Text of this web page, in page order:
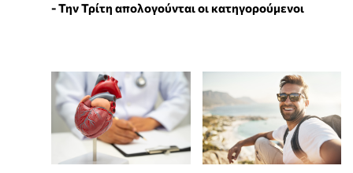
- Την Τρίτη απολογούνται οι κατηγορούμενοι